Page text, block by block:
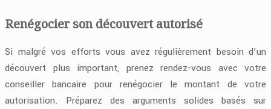
Renégocier son découvert autorisé
Si malgré vos efforts vous avez régulièrement besoin d’un
découvert plus important, prenez rendez-vous avec votre
conseiller bancaire pour renégocier le montant de votre
autorisation. Préparez des arguments solides basés sur